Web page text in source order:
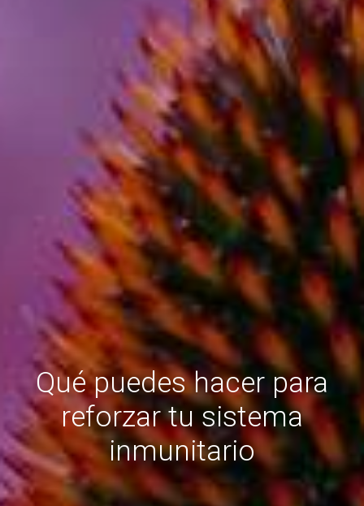
Qué puedes hacer para
reforzar tu sistema
inmunitario